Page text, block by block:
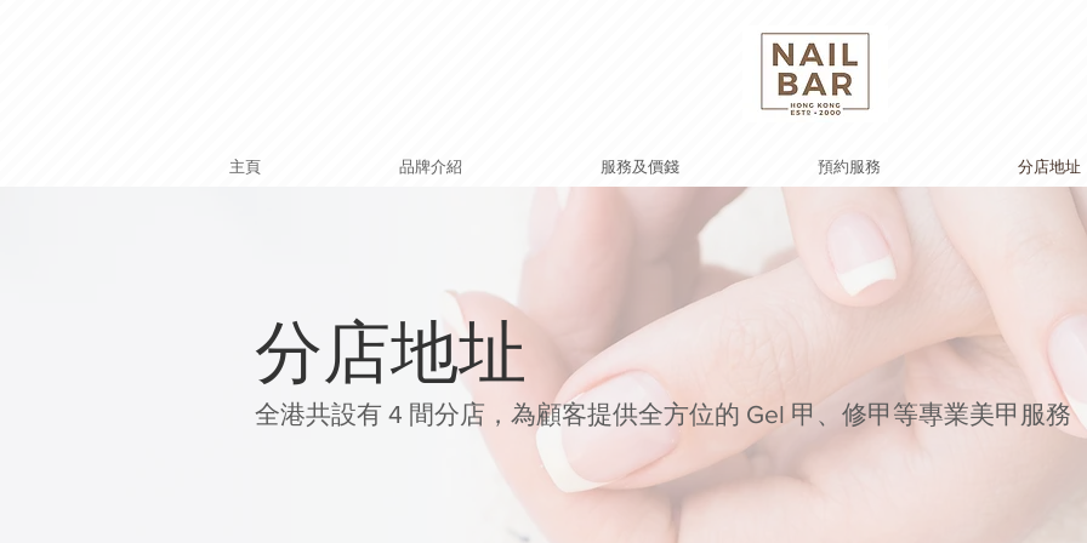
主頁 品牌介紹 服務及價錢 預約服務 分店地址
​分店地址
全港共設有 4 間分店，為顧客提供全方位的 Gel 甲、修甲等專業美甲服務